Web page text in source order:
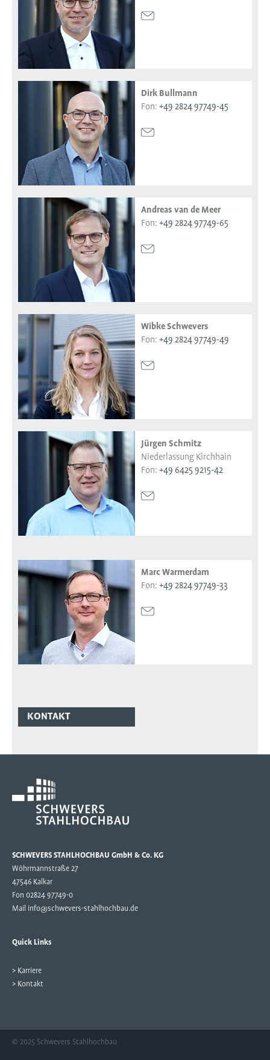
Dirk Bullmann
Fon: +49 2824 97749-45
Andreas van de Meer
Fon: +49 2824 97749-65
Wibke Schwevers
Fon: +49 2824 97749-49
Jürgen Schmitz
Niederlassung Kirchhain
Fon: +49 6425 9215-42
Marc Warmerdam
Fon: +49 2824 97749-33
KONTAKT
SCHWEVERS STAHLHOCHBAU GmbH & Co. KG
Wöhrmannstraße 27
47546 Kalkar
Fon 02824 97749-0
Mail info@schwevers-stahlhochbau.de
Quick Links
> Karriere
> Kontakt
© 2025 Schwevers Stahlhochbau